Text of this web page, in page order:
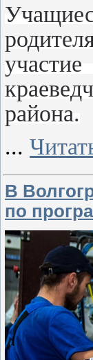
района.
...
В
по